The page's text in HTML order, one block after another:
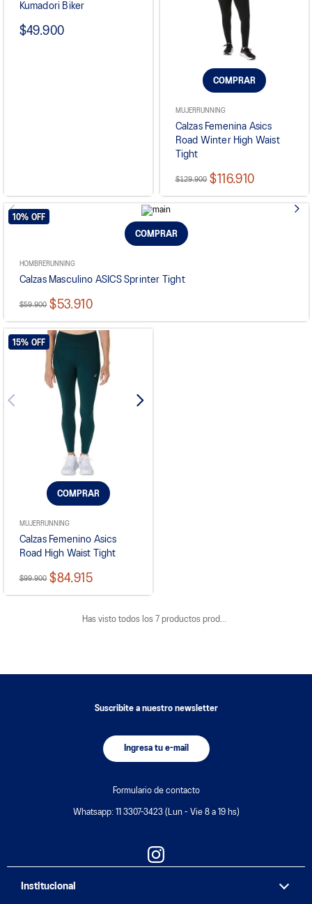
Kumadori Biker
$49.900
COMPRAR
MUJERRUNNING
Calzas Femenina Asics
Road Winter High Waist
Tight
$129.900 $116.910
COMPRAR
HOMBRERUNNING
Calzas Masculino ASICS Sprinter Tight
$59.900 $53.910
10% OFF
COMPRAR
MUJERRUNNING
Calzas Femenino Asics
Road High Waist Tight
$99.900 $84.915
15% OFF
Has visto todos los 7 productos
Suscribite a nuestro newsletter
Ingresa tu e-mail
Formulario de contacto
Whatsapp: 11 3307-3423 (Lun - Vie 8 a 19 hs)
Institucional